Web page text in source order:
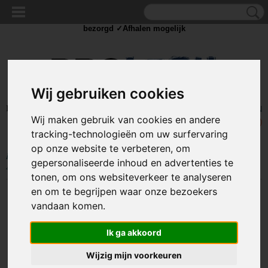
Wij gebruiken cookies
Wij maken gebruik van cookies en andere
tracking-technologieën om uw surfervaring
op onze website te verbeteren, om
gepersonaliseerde inhoud en advertenties te
tonen, om ons websiteverkeer te analyseren
en om te begrijpen waar onze bezoekers
vandaan komen.
Ik ga akkoord
Wijzig mijn voorkeuren
Inloggen
UW WINKELWAGEN
Geen producten
(0)
Home >STROOM > Batterijen> Batterijhouders >Batterijhouder 3xAA -
4,5 Volt Output - Zwart
bezorgd ✓Afhalen mogelijk